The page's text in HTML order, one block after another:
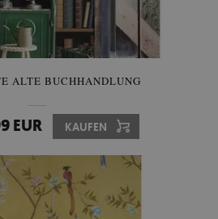
ALTE BUCHHANDLUNG
EUR KAUFEN